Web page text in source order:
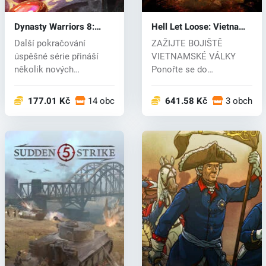
Dynasty Warriors 8:
Xtreme Legends (PC) CD
key
Další pokračování
úspěšné série přináší
několik nových
177.01 Kč 14 obchodech
Hell Let Loose: Vietnam
(PC) key
ZAŽIJTE BOJIŠTĚ
VIETNAMSKÉ VÁLKY
Ponořte se do
vietn...641.58 Kč 3